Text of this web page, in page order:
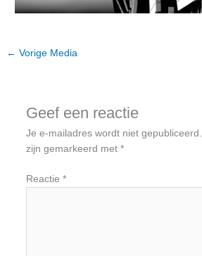
← Vorige Media
Geef een reactie
Je e-mailadres wordt niet gepubliceerd.
zijn gemarkeerd met *
Reactie *